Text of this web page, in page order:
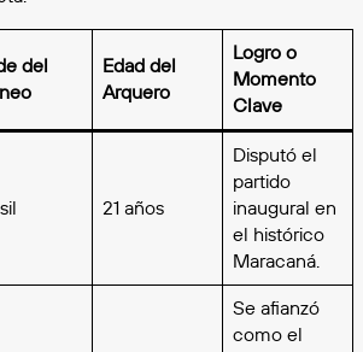
del
Edad del
Arquero
Logro o
Momento
Clave
21 años
Disputó el
partido
inaugural en
el histórico
Maracaná.
Se afianzó
como el